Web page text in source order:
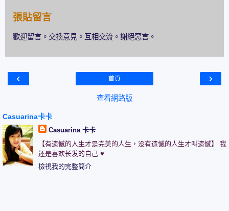
張貼留言
歡迎留言。交換意見。互相交流。謝絕惡言。
‹ ›
首頁
查看網路版
Casuarina卡卡
Casuarina 卡卡
【有遗憾的人生才是完美的人生，没有遗憾的人生才叫遗憾】 我
还是喜欢长发的自己 ♥
檢視我的完整簡介